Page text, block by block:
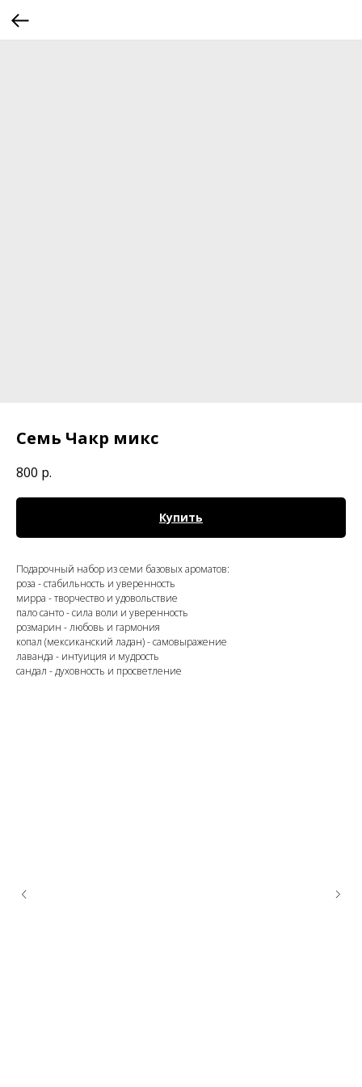
Семь Чакр микс
800 р.
Купить
Подарочный набор из семи базовых ароматов:
роза - стабильность и уверенность
мирра - творчество и удовольствие
пало санто - сила воли и уверенность
розмарин - любовь и гармония
копал (мексиканский ладан) - самовыражение
лаванда - интуиция и мудрость
сандал - духовность и просветление